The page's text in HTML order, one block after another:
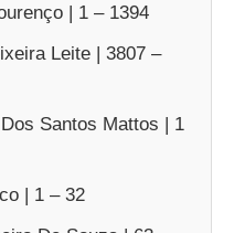
| 1 – 1394
Leite | 3807 –
Santos Mattos | 1
| 1 – 32